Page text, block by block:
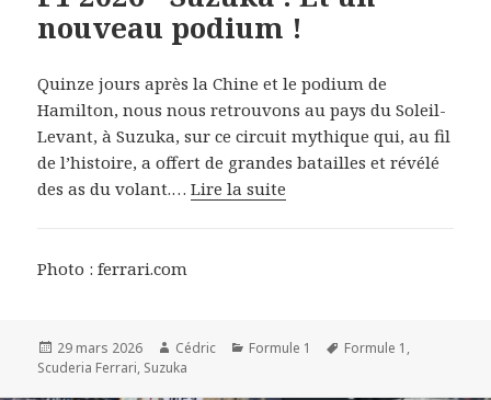
nouveau podium !
Quinze jours après la Chine et le podium de
Hamilton, nous nous retrouvons au pays du Soleil-
Levant, à Suzuka, sur ce circuit mythique qui, au fil
de l’histoire, a offert de grandes batailles et révélé
des as du volant.…Lire la suite
Photo : ferrari.com
Publié
le
29 mars 2026 Auteur
Cédric Catégories
Formule 1
Mots-
Formule 1 ,
Scuderia Ferrari, Suzuka